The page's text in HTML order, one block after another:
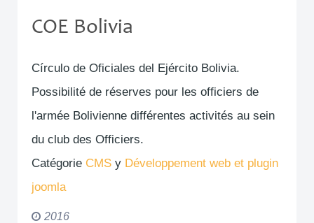
COE Bolivia
Círculo de Oficiales del Ejército Bolivia.
Possibilité de réserves pour les officiers de
l'armée Bolivienne différentes activités au sein
du club des Officiers.
Catégorie CMS y Développement web et plugin
joomla
2016